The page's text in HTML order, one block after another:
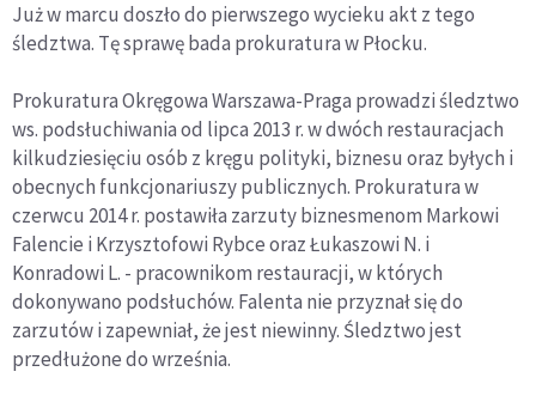
Już w marcu doszło do pierwszego wycieku akt z tego
śledztwa. Tę sprawę bada prokuratura w Płocku.
Prokuratura Okręgowa Warszawa-Praga prowadzi śledztwo
ws. podsłuchiwania od lipca 2013 r. w dwóch restauracjach
kilkudziesięciu osób z kręgu polityki, biznesu oraz byłych i
obecnych funkcjonariuszy publicznych. Prokuratura w
czerwcu 2014 r. postawiła zarzuty biznesmenom Markowi
Falencie i Krzysztofowi Rybce oraz Łukaszowi N. i
Konradowi L. - pracownikom restauracji, w których
dokonywano podsłuchów. Falenta nie przyznał się do
zarzutów i zapewniał, że jest niewinny. Śledztwo jest
przedłużone do września.